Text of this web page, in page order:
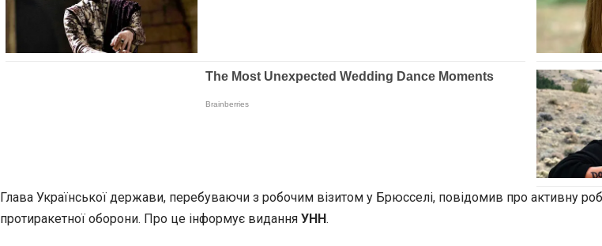
Глава Української держави, перебуваючи з робочим візитом у Брюсселі, повідомив про активну
протиракетної оборони. Про це інформує видання УНН.